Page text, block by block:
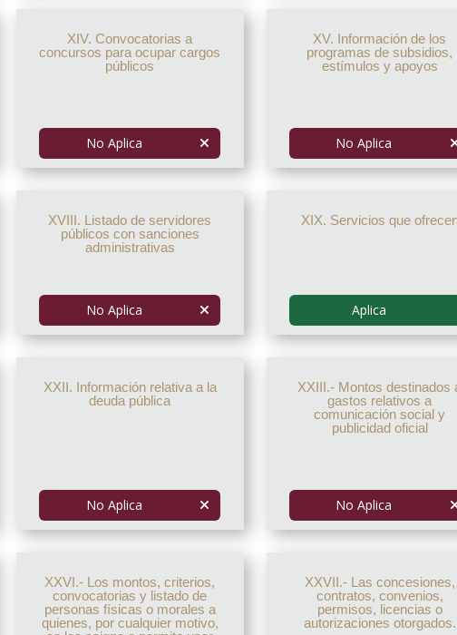
XIV. Convocatorias a
concursos para ocupar cargos
públicos
No Aplica
XV. Información de los
programas de subsidios,
estímulos y apoyos
No Aplica
XVIII. Listado de servidores
públicos con sanciones
administrativas
No Aplica
XIX. Servicios que
Aplica
XXII. Información relativa a la
deuda pública
No Aplica
XXIII.- Montos destinados
gastos relativos a
comunicación social y
publicidad oficial
No Aplica
XXVI.- Los montos, criterios,
convocatorias y listado de
personas físicas o morales a
quienes, por cualquier motivo,
XXVII.- Las concesiones,
contratos, convenios,
permisos, licencias o
autorizaciones otorgados.